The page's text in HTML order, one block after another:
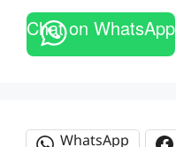
Chat on WhatsApp